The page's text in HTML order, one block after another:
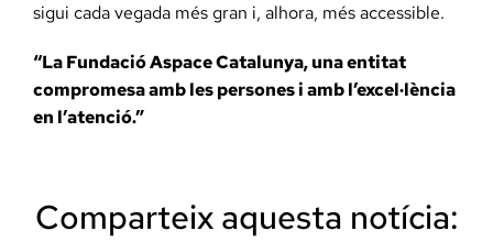
sigui cada vegada més gran i, alhora, més accessible.
“La Fundació Aspace Catalunya, una entitat
compromesa amb les persones i amb l’excel·lència
en l’atenció.”
Comparteix aquesta notícia: